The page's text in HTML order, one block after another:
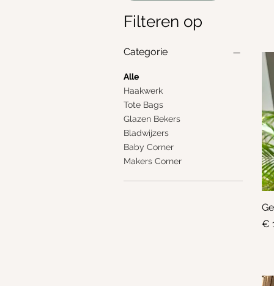
Filteren op
Categorie
Alle
Haakwerk
Tote Bags
Glazen Bekers
Bladwijzers
Baby Corner
Makers Corner
€